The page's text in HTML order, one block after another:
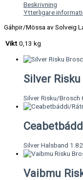
Beskrivning
Ytterligare
Gáhpir/Mössa av Solveig
Vikt 0,13 kg
Silver
Silver Risku/Brosch
Silver Halsband
Vaibmu